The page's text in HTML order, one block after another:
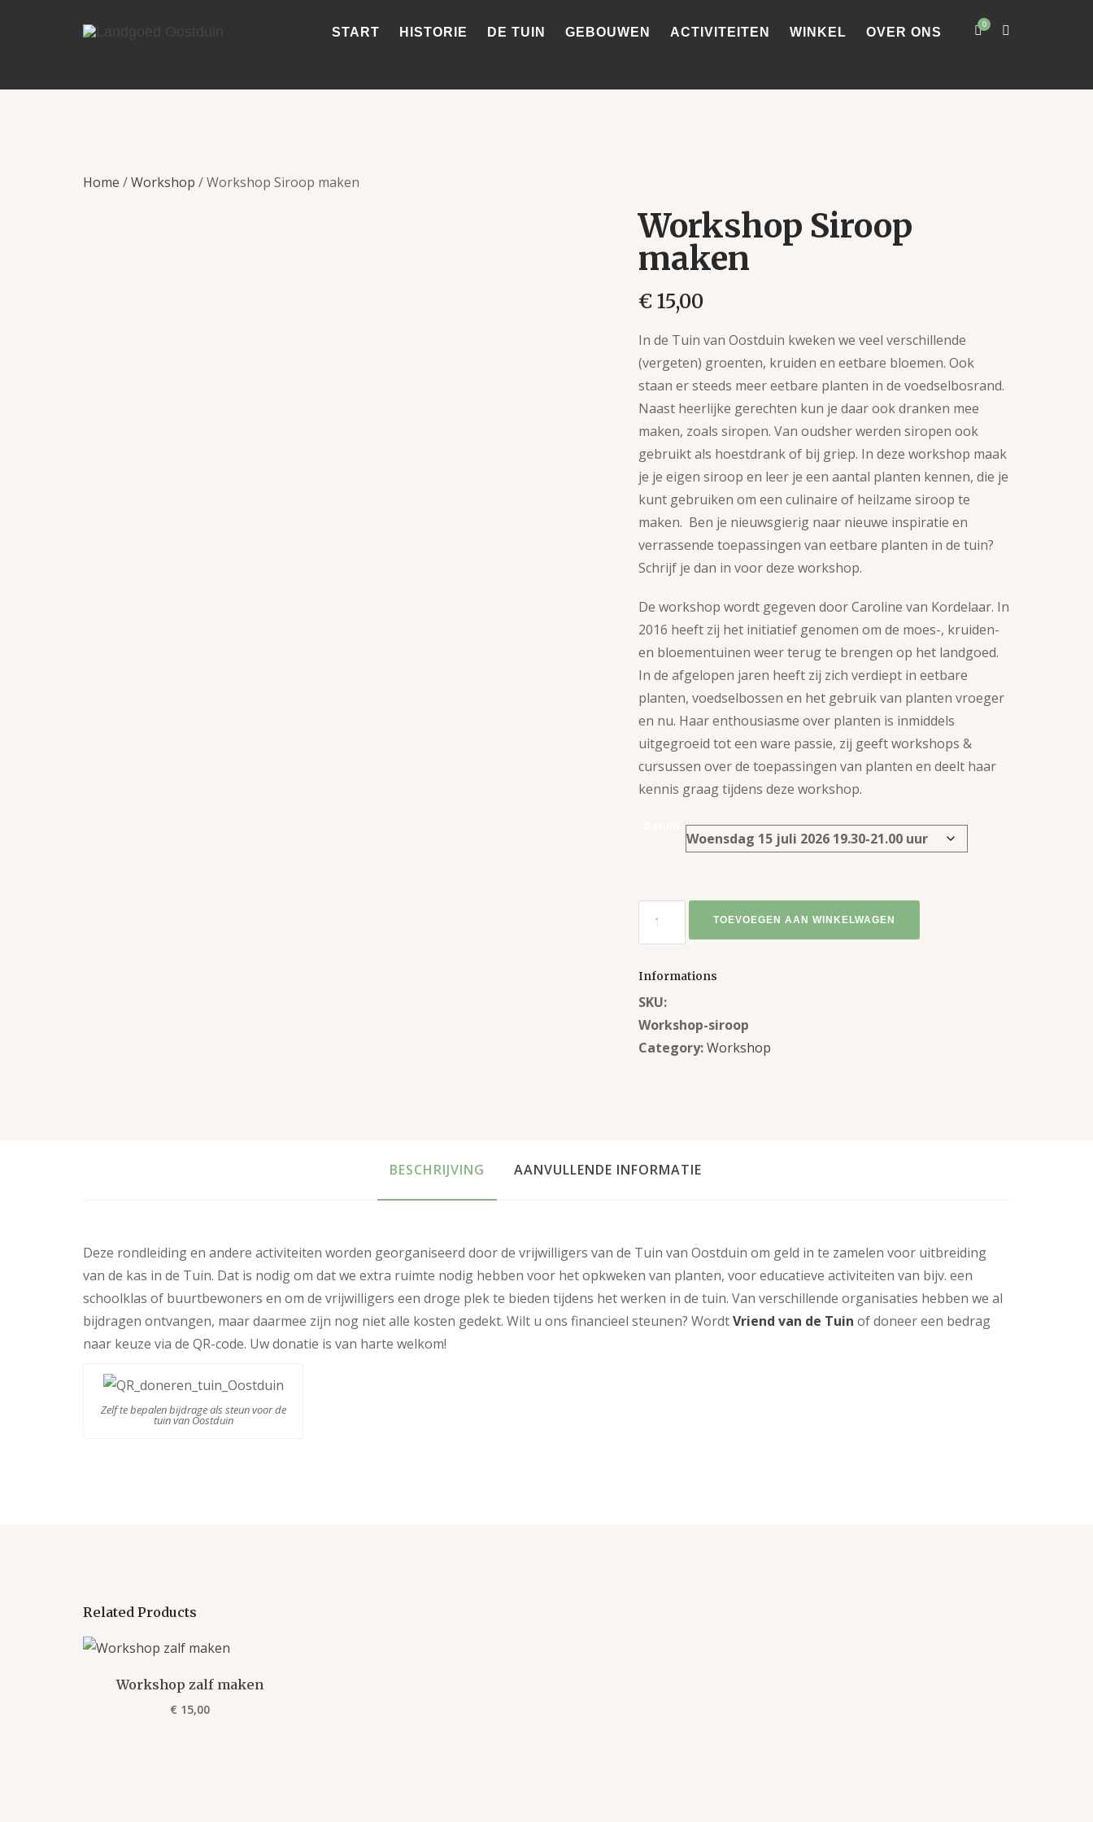
0
START HISTORIE DE TUIN GEBOUWEN ACTIVITEITEN WINKEL OVER ONS
Home /Workshop / Workshop Siroop maken
Workshop Siroop
maken
€ 15,00
In de Tuin van Oostduin kweken we veel verschillende
(vergeten) groenten, kruiden en eetbare bloemen. Ook
staan er steeds meer eetbare planten in de voedselbosrand.
Naast heerlijke gerechten kun je daar ook dranken mee
maken, zoals siropen. Van oudsher werden siropen ook
gebruikt als hoestdrank of bij griep. In deze workshop maak
je je eigen siroop en leer je een aantal planten kennen, die je
kunt gebruiken om een culinaire of heilzame siroop te
maken. Ben je nieuwsgierig naar nieuwe inspiratie en
verrassende toepassingen van eetbare planten in de tuin?
Schrijf je dan in voor deze workshop.
De workshop wordt gegeven door Caroline van Kordelaar. In
2016 heeft zij het initiatief genomen om de moes-, kruiden-
en bloementuinen weer terug te brengen op het landgoed.
In de afgelopen jaren heeft zij zich verdiept in eetbare
planten, voedselbossen en het gebruik van planten vroeger
en nu. Haar enthousiasme over planten is inmiddels
uitgegroeid tot een ware passie, zij geeft workshops &
cursussen over de toepassingen van planten en deelt haar
kennis graag tijdens deze workshop.
TOEVOEGEN AAN WINKELWAGEN
Informations
SKU:
Workshop-siroop
Category:Workshop
BESCHRIJVING AANVULLENDE INFORMATIE
Deze rondleiding en andere activiteiten worden georganiseerd door de vrijwilligers van de Tuin van Oostduin om geld in te zamelen voor uitbreiding
van de kas in de Tuin. Dat is nodig om dat we extra ruimte nodig hebben voor het opkweken van planten, voor educatieve activiteiten van bijv. een
schoolklas of buurtbewoners en om de vrijwilligers een droge plek te bieden tijdens het werken in de tuin. Van verschillende organisaties hebben we al
bijdragen ontvangen, maar daarmee zijn nog niet alle kosten gedekt. Wilt u ons financieel steunen? WordtVriend van de Tuin of doneer een bedrag
naar keuze via de QR-code. Uw donatie is van harte welkom!
Zelf te bepalen bijdrage als steun voor de
tuin van Oostduin
Related Products
Workshop zalf maken
€ 15,00